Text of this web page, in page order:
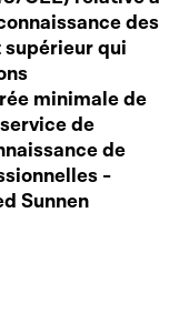
des
qui
minimale de
de
de
-
Sunnen